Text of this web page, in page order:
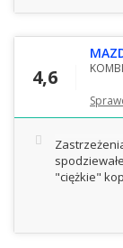
4,6
"ciężkie"